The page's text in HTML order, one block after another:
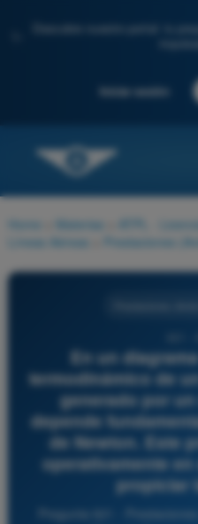
Descubre nuestro portal: tu
Iniciar sesión
Home Materias
ATPL -
Líneas Aéreas
Prestaciones
En un
termodinámico de
generado por
depende
de Newton. Este
operativamente
propiciar
Pregunta 621 -